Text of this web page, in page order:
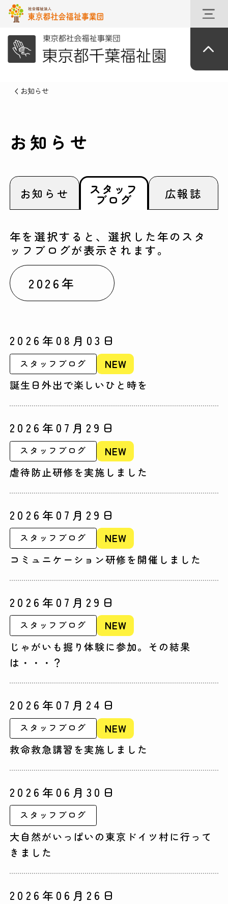
お知らせ
お知らせ
お知らせ スタッフ
ブログ 広報誌
年を選択すると、選択した年のスタ
ッフブログが表示されます。
2026年08月03日
スタッフブログ
NEW
誕生日外出で楽しいひと時を
2026年07月29日
スタッフブログ
NEW
虐待防止研修を実施しました
2026年07月29日
スタッフブログ
NEW
コミュニケーション研修を開催しました
2026年07月29日
スタッフブログ
NEW
じゃがいも掘り体験に参加。その結果
は・・・？
2026年07月24日
スタッフブログ
NEW
救命救急講習を実施しました
2026年06月30日
スタッフブログ
大自然がいっぱいの東京ドイツ村に行って
きました
2026年06月26日